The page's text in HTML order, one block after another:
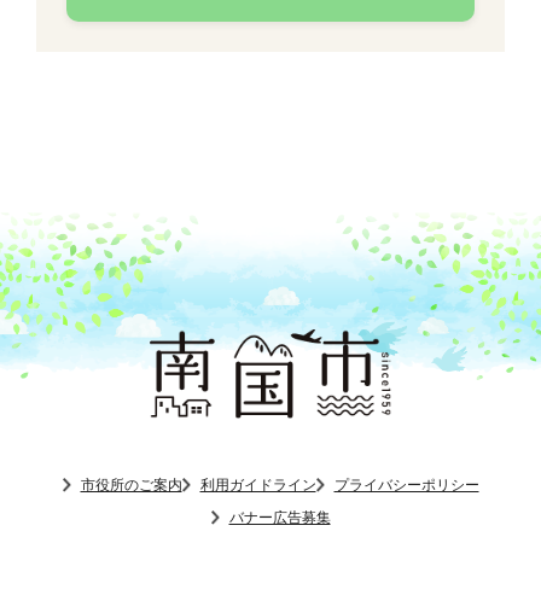
市役所のご案内 利用ガイドライン
プライバシーポリシー
バナー広告募集